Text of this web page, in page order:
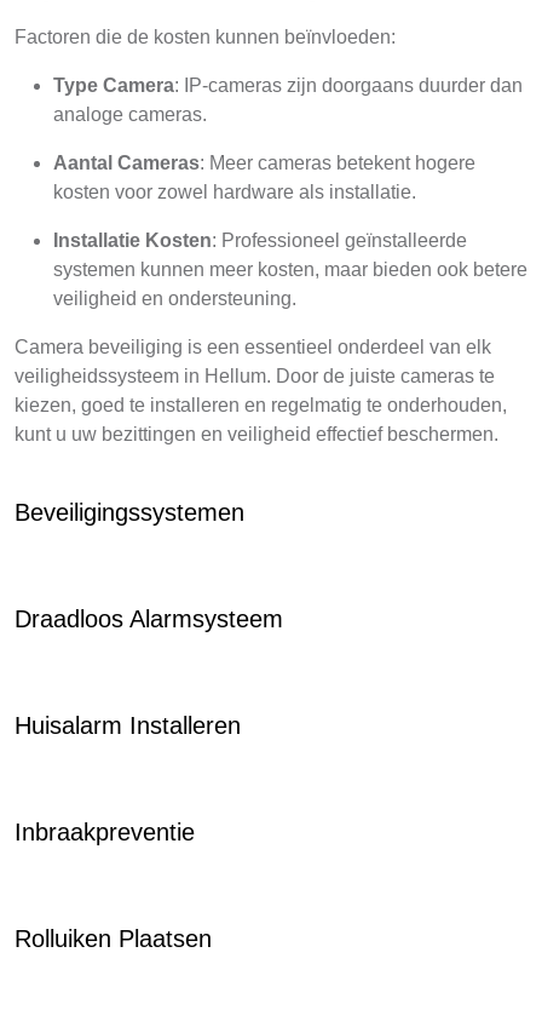
Factoren die de kosten kunnen beïnvloeden:
Type Camera: IP-cameras zijn doorgaans duurder dan
analoge cameras.
Aantal Cameras: Meer cameras betekent hogere
kosten voor zowel hardware als installatie.
Installatie Kosten: Professioneel geïnstalleerde
systemen kunnen meer kosten, maar bieden ook betere
veiligheid en ondersteuning.
Camera beveiliging is een essentieel onderdeel van elk
veiligheidssysteem in Hellum. Door de juiste cameras te
kiezen, goed te installeren en regelmatig te onderhouden,
kunt u uw bezittingen en veiligheid effectief beschermen.
Beveiligingssystemen
Draadloos Alarmsysteem
Huisalarm Installeren
Inbraakpreventie
Rolluiken Plaatsen